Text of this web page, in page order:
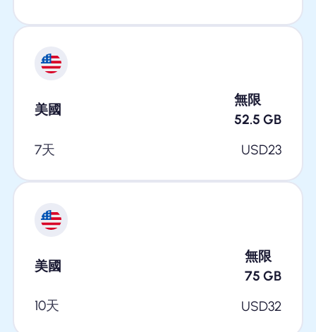
美國
無限
52.5 GB
7天
USD23
美國
無限
75 GB
10天
USD32